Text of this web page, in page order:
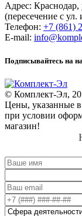
Адрес: Краснодар,
(пересечение с
Телефон: +7 (861)
E-mail:
Подписывайтесь на
© Комплект-Эл,
Цены, указанные в
при условии
магазин!